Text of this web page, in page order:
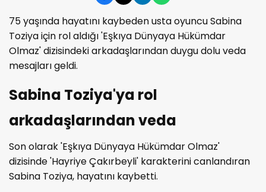
75 yaşında hayatını kaybeden usta oyuncu Sabina
Toziya için rol aldığı 'Eşkıya Dünyaya Hükümdar
Olmaz' dizisindeki arkadaşlarından duygu dolu veda
mesajları geldi.
Sabina Toziya'ya rol
arkadaşlarından veda
Son olarak 'Eşkıya Dünyaya Hükümdar Olmaz'
dizisinde 'Hayriye Çakırbeyli' karakterini canlandıran
Sabina Toziya, hayatını kaybetti.